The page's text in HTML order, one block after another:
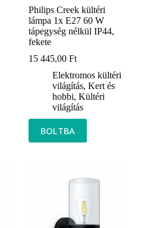
Philips Creek kültéri
lámpa 1x E27 60 W
tápegység nélkül IP44,
fekete
15 445,00Ft
Elektromos kültéri
világítás,Kert és
hobbi,Kültéri
világítás
BOLTBA